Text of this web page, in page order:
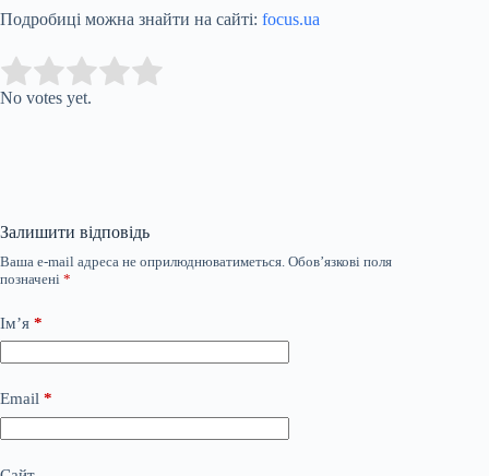
Подробиці можна знайти на сайті: focus.ua
Rate this item:
No votes yet.
Залишити відповідь
Ваша e-mail адреса не оприлюднюватиметься. Обов’язкові поля
позначені *
Ім’я *
Email *